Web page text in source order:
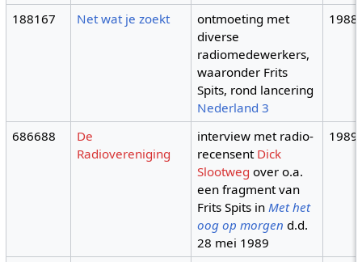
188167 Net wat je zoekt
ontmoeting met
diverse
radiomedewerkers,
waaronder Frits
Spits, rond lancering
Nederland 3
1988
686688
De
Radiovereniging
interview met radio-
recensent Dick
Slootweg over o.a.
een fragment van
Frits Spits inMet het
oog op morgen d.d.
28 mei 1989
1989